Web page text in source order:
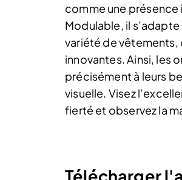
comme une présence
Modulable, il
variété de
innovantes. Ainsi, les
précisément à leurs
visuelle. Visez
fierté et observez la
Télécharger